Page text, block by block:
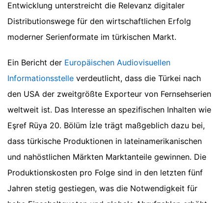
Entwicklung unterstreicht die Relevanz digitaler
Distributionswege für den wirtschaftlichen Erfolg
moderner Serienformate im türkischen Markt.
Ein Bericht der Europäischen Audiovisuellen
Informationsstelle verdeutlicht, dass die Türkei nach
den USA der zweitgrößte Exporteur von Fernsehserien
weltweit ist. Das Interesse an spezifischen Inhalten wie
Eşref Rüya 20. Bölüm İzle trägt maßgeblich dazu bei,
dass türkische Produktionen in lateinamerikanischen
und nahöstlichen Märkten Marktanteile gewinnen. Die
Produktionskosten pro Folge sind in den letzten fünf
Jahren stetig gestiegen, was die Notwendigkeit für